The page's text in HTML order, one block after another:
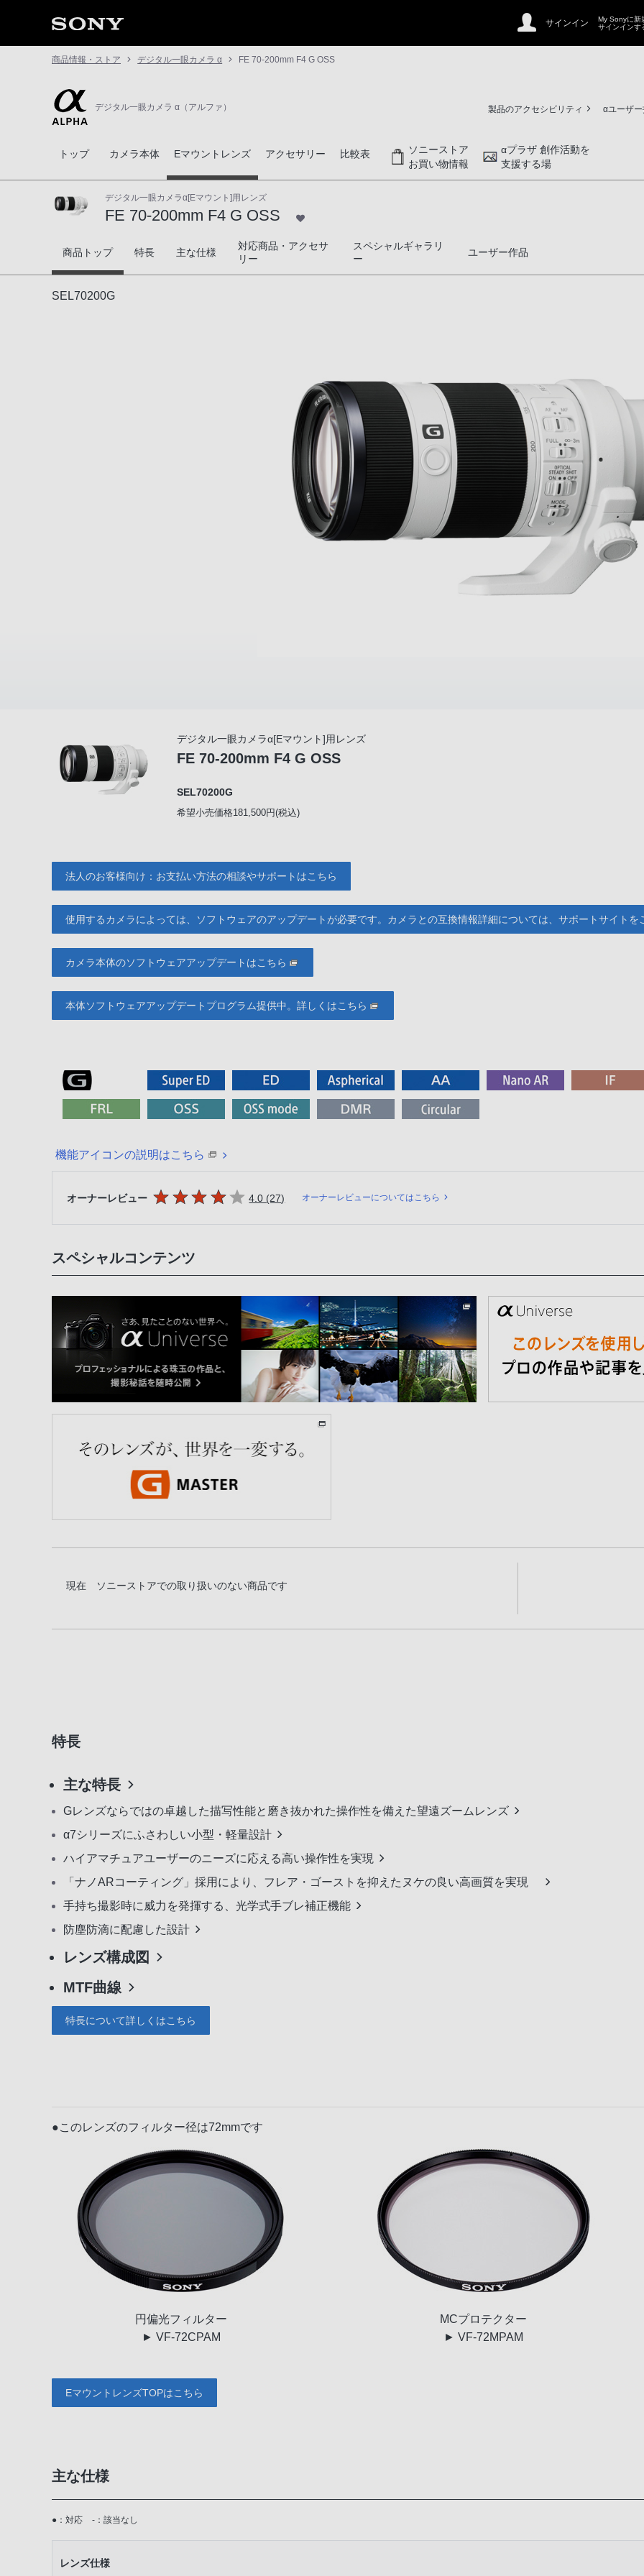
サインイン
My Sonyに新
サインインす
商品情報・ストア デジタル一眼カメラ α FE 70-200mm F4 G OSS
デジタル一眼カメラ α（アルファ） 製品のアクセシビリティ αユーザ
トップ カメラ本体 Eマウントレンズ アクセサリー 比較表
ソニーストア
お買い物情報
αプラザ 創作活動を
支援する場
デジタル一眼カメラα[Eマウント]用レンズ
FE 70-200mm F4 G OSS
FE 70-200mm F4 G OSS
商品トップ 特長 主な仕様
対応商品・アクセサ
リー
スペシャルギャラリ
ー
ユーザー作品
SEL70200G
デジタル一眼カメラα[Eマウント]用レンズ
FE 70-200mm F4 G OSS
SEL70200G
希望小売価格181,500円(税込)
法人のお客様向け：お支払い方法の相談やサポートはこちら
使用するカメラによっては、ソフトウェアのアップデートが必要です。カメラとの互換情報詳細については、サポートサイトを
カメラ本体のソフトウェアアップデートはこちら
本体ソフトウェアアップデートプログラム提供中。詳しくはこちら
機能アイコンの説明はこちら
オーナーレビュー 5つの星のうち
4.0 (27件のレビュー
) オーナーレビューについてはこちら
スペシャルコンテンツ
現在 ソニーストアでの取り扱いのない商品です
特長
主な特長
Gレンズならではの卓越した描写性能と磨き抜かれた操作性を備えた望遠ズームレンズ
α7シリーズにふさわしい小型・軽量設計
ハイアマチュアユーザーのニーズに応える高い操作性を実現
「ナノARコーティング」採用により、フレア・ゴーストを抑えたヌケの良い高画質を実現
手持ち撮影時に威力を発揮する、光学式手ブレ補正機能
防塵防滴に配慮した設計
レンズ構成図
MTF曲線
特長について詳しくはこちら
●このレンズのフィルター径は72mmです
円偏光フィルター
► VF-72CPAM
MCプロテクター
► VF-72MPAM
EマウントレンズTOPはこちら
主な仕様
●：対応 -：該当なし
レンズ仕様